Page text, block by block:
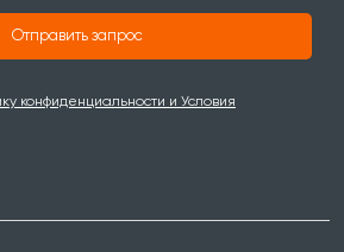
Отправить запрос
конфиденциальности и Условия